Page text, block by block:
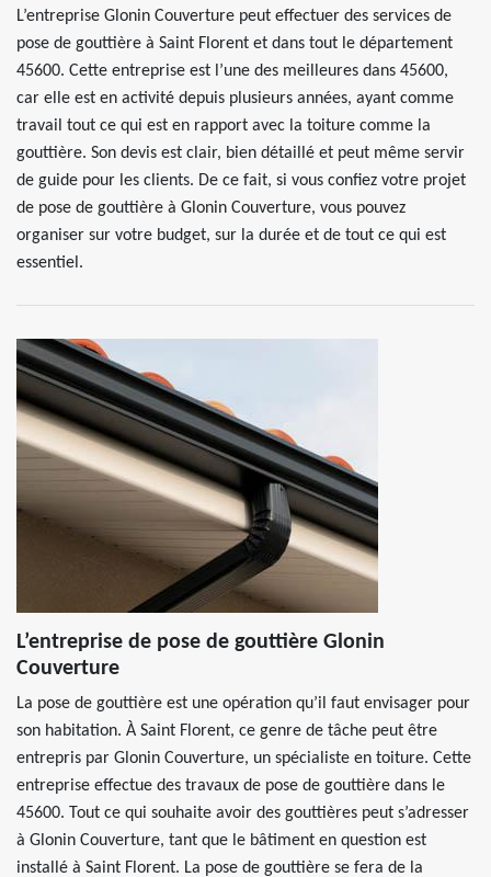
L’entreprise Glonin Couverture peut effectuer des services de
pose de gouttière à Saint Florent et dans tout le département
45600. Cette entreprise est l’une des meilleures dans 45600,
car elle est en activité depuis plusieurs années, ayant comme
travail tout ce qui est en rapport avec la toiture comme la
gouttière. Son devis est clair, bien détaillé et peut même servir
de guide pour les clients. De ce fait, si vous confiez votre projet
de pose de gouttière à Glonin Couverture, vous pouvez
organiser sur votre budget, sur la durée et de tout ce qui est
essentiel.
L’entreprise de pose de gouttière Glonin
Couverture
La pose de gouttière est une opération qu’il faut envisager pour
son habitation. À Saint Florent, ce genre de tâche peut être
entrepris par Glonin Couverture, un spécialiste en toiture. Cette
entreprise effectue des travaux de pose de gouttière dans le
45600. Tout ce qui souhaite avoir des gouttières peut s’adresser
à Glonin Couverture, tant que le bâtiment en question est
installé à Saint Florent. La pose de gouttière se fera de la